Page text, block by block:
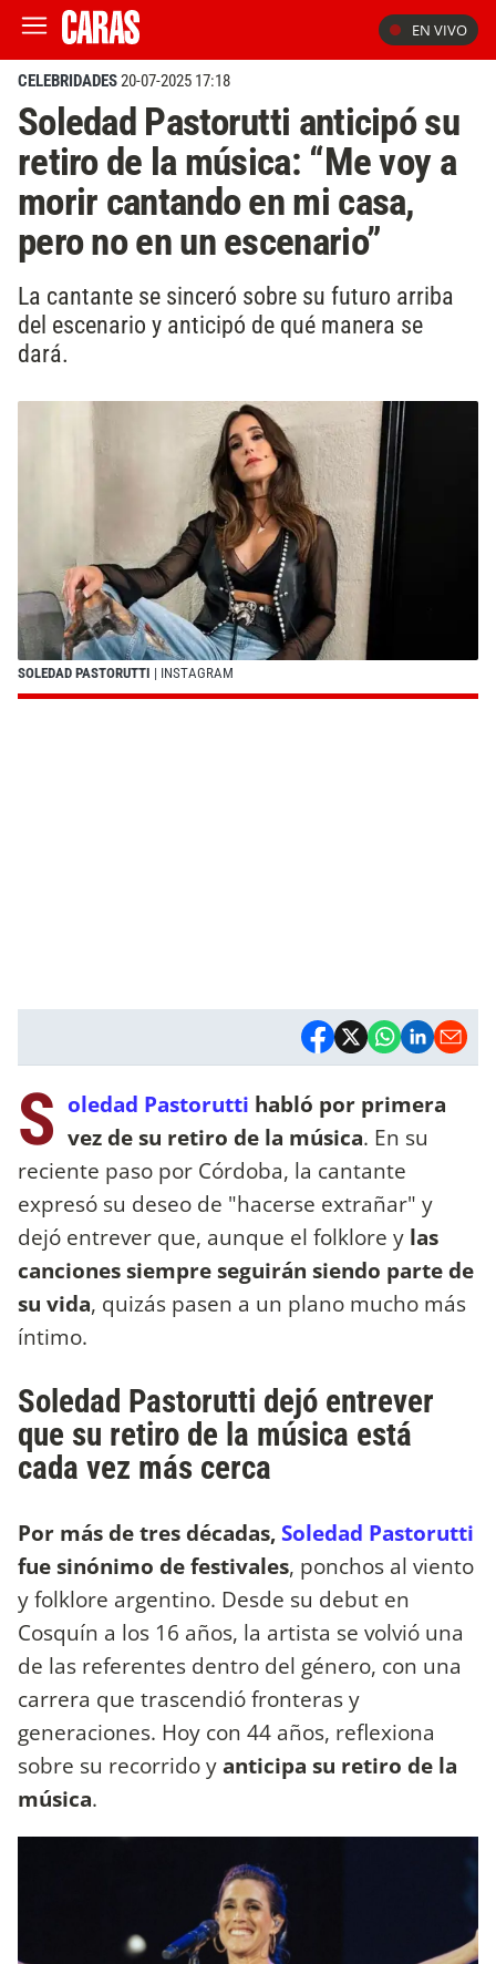
EN VIVO
CELEBRIDADES20-07-2025 17:18
Soledad Pastorutti anticipó su
retiro de la música: “Me voy a
morir cantando en mi casa,
pero no en un escenario”
La cantante se sinceró sobre su futuro arriba
del escenario y anticipó de qué manera se
dará.
SOLEDAD PASTORUTTI | INSTAGRAM
S oledad Pastorutti habló por primera
vez de su retiro de la música. En su
reciente paso por Córdoba, la cantante
expresó su deseo de "hacerse extrañar" y
dejó entrever que, aunque el folklore y las
canciones siempre seguirán siendo parte de
su vida, quizás pasen a un plano mucho más
íntimo.
Soledad Pastorutti dejó entrever
que su retiro de la música está
cada vez más cerca
Por más de tres décadas,Soledad Pastorutti
fue sinónimo de festivales, ponchos al viento
y folklore argentino. Desde su debut en
Cosquín a los 16 años, la artista se volvió una
de las referentes dentro del género, con una
carrera que trascendió fronteras y
generaciones. Hoy con 44 años, reflexiona
sobre su recorrido yanticipa su retiro de la
música.